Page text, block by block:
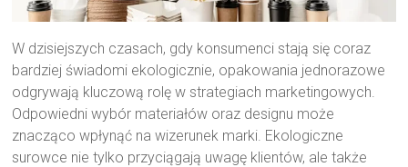
W dzisiejszych czasach, gdy konsumenci stają się coraz
bardziej świadomi ekologicznie, opakowania jednorazowe
odgrywają kluczową rolę w strategiach marketingowych.
Odpowiedni wybór materiałów oraz designu może
znacząco wpłynąć na wizerunek marki. Ekologiczne
surowce nie tylko przyciągają uwagę klientów, ale także